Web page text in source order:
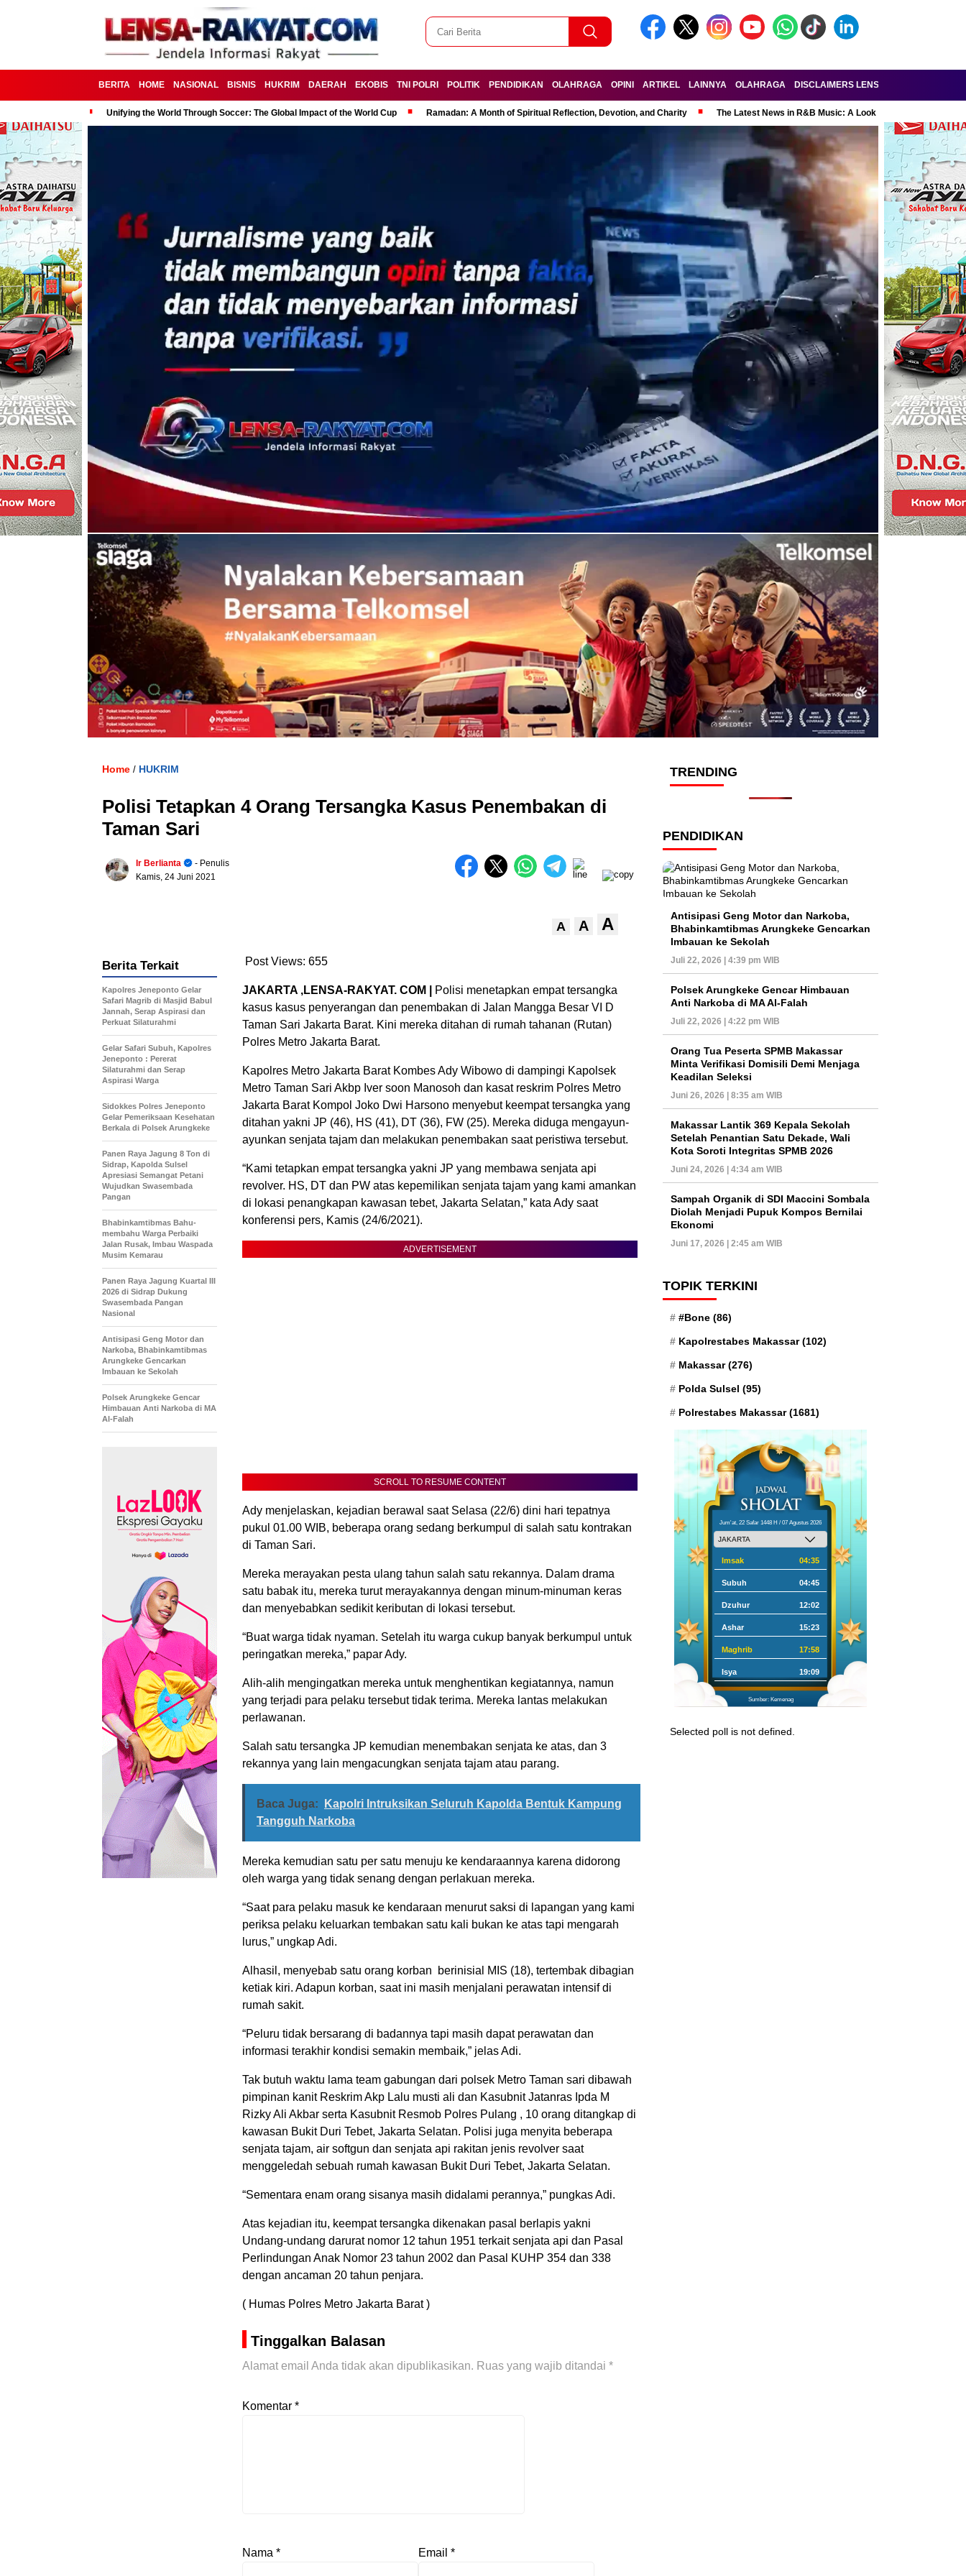
BERITA HOME NASIONAL BISNIS HUKRIM DAERAH EKOBIS TNI POLRI POLITIK PENDIDIKAN OLAHRAGA OPINI ARTIKEL LAINNYA OLAHRAGA DISCLAIMERS LENSA-RAKYAT.COM
Unifying the World Through Soccer: The Global Impact of the World Cup Ramadan: A Month of Spiritual Reflection, Devotion, and Charity The Latest News in R&B Music: A Look at Super Bowl
Home / HUKRIM
Polisi Tetapkan 4 Orang Tersangka Kasus Penembakan di
Taman Sari
Ir Berlianta
- Penulis
Kamis, 24 Juni 2021
A A A
Post Views: 655
JAKARTA ,LENSA-RAKYAT. COM |
Polisi menetapkan empat tersangka
kasus kasus penyerangan dan penembakan di Jalan Mangga Besar VI D
Taman Sari Jakarta Barat. Kini mereka ditahan di rumah tahanan (Rutan)
Polres Metro Jakarta Barat.
Kapolres Metro Jakarta Barat Kombes Ady Wibowo di dampingi Kapolsek
Metro Taman Sari Akbp Iver soon Manosoh dan kasat reskrim Polres Metro
Jakarta Barat Kompol Joko Dwi Harsono menyebut keempat tersangka yang
ditahan yakni JP (46), HS (41), DT (36), FW (25). Mereka diduga mengayun-
ayunkan senjata tajam dan melakukan penembakan saat peristiwa tersebut.
“Kami tetapkan empat tersangka yakni JP yang membawa senjata api
revolver. HS, DT dan PW atas kepemilikan senjata tajam yang kami amankan
di lokasi penangkapan kawasan tebet, Jakarta Selatan,” kata Ady saat
konferensi pers, Kamis (24/6/2021).
ADVERTISEMENT
SCROLL TO RESUME CONTENT
Ady menjelaskan, kejadian berawal saat Selasa (22/6) dini hari tepatnya
pukul 01.00 WIB, beberapa orang sedang berkumpul di salah satu kontrakan
di Taman Sari.
Mereka merayakan pesta ulang tahun salah satu rekannya. Dalam drama
satu babak itu, mereka turut merayakannya dengan minum-minuman keras
dan menyebabkan sedikit keributan di lokasi tersebut.
“Buat warga tidak nyaman. Setelah itu warga cukup banyak berkumpul untuk
peringatkan mereka,” papar Ady.
Alih-alih mengingatkan mereka untuk menghentikan kegiatannya, namun
yang terjadi para pelaku tersebut tidak terima. Mereka lantas melakukan
perlawanan.
Salah satu tersangka JP kemudian menembakan senjata ke atas, dan 3
rekannya yang lain mengacungkan senjata tajam atau parang.
Baca Juga:
Kapolri Intruksikan Seluruh Kapolda Bentuk Kampung
Tangguh Narkoba
Mereka kemudian satu per satu menuju ke kendaraannya karena didorong
oleh warga yang tidak senang dengan perlakuan mereka.
“Saat para pelaku masuk ke kendaraan menurut saksi di lapangan yang kami
periksa pelaku keluarkan tembakan satu kali bukan ke atas tapi mengarah
lurus,” ungkap Adi.
Alhasil, menyebab satu orang korban berinisial MIS (18), tertembak dibagian
ketiak kiri. Adapun korban, saat ini masih menjalani perawatan intensif di
rumah sakit.
“Peluru tidak bersarang di badannya tapi masih dapat perawatan dan
informasi terakhir kondisi semakin membaik,” jelas Adi.
Tak butuh waktu lama team gabungan dari polsek Metro Taman sari dibawah
pimpinan kanit Reskrim Akp Lalu musti ali dan Kasubnit Jatanras Ipda M
Rizky Ali Akbar serta Kasubnit Resmob Polres Pulang , 10 orang ditangkap di
kawasan Bukit Duri Tebet, Jakarta Selatan. Polisi juga menyita beberapa
senjata tajam, air softgun dan senjata api rakitan jenis revolver saat
menggeledah sebuah rumah kawasan Bukit Duri Tebet, Jakarta Selatan.
“Sementara enam orang sisanya masih didalami perannya,” pungkas Adi.
Atas kejadian itu, keempat tersangka dikenakan pasal berlapis yakni
Undang-undang darurat nomor 12 tahun 1951 terkait senjata api dan Pasal
Perlindungan Anak Nomor 23 tahun 2002 dan Pasal KUHP 354 dan 338
dengan ancaman 20 tahun penjara.
( Humas Polres Metro Jakarta Barat )
Tinggalkan Balasan
Alamat email Anda tidak akan dipublikasikan. Ruas yang wajib ditandai *
Komentar *
Nama * Email *
Berita Terkait
Kapolres Jeneponto Gelar
Safari Magrib di Masjid Babul
Jannah, Serap Aspirasi dan
Perkuat Silaturahmi
Gelar Safari Subuh, Kapolres
Jeneponto : Pererat
Silaturahmi dan Serap
Aspirasi Warga
Sidokkes Polres Jeneponto
Gelar Pemeriksaan Kesehatan
Berkala di Polsek Arungkeke
Panen Raya Jagung 8 Ton di
Sidrap, Kapolda Sulsel
Apresiasi Semangat Petani
Wujudkan Swasembada
Pangan
Bhabinkamtibmas Bahu-
membahu Warga Perbaiki
Jalan Rusak, Imbau Waspada
Musim Kemarau
Panen Raya Jagung Kuartal III
2026 di Sidrap Dukung
Swasembada Pangan
Nasional
Antisipasi Geng Motor dan
Narkoba, Bhabinkamtibmas
Arungkeke Gencarkan
Imbauan ke Sekolah
Polsek Arungkeke Gencar
Himbauan Anti Narkoba di MA
Al-Falah
TRENDING
PENDIDIKAN
Antisipasi Geng Motor dan Narkoba,
Bhabinkamtibmas Arungkeke Gencarkan
Imbauan ke Sekolah
Juli 22, 2026 | 4:39 pm WIB
Polsek Arungkeke Gencar Himbauan
Anti Narkoba di MA Al-Falah
Juli 22, 2026 | 4:22 pm WIB
Orang Tua Peserta SPMB Makassar
Minta Verifikasi Domisili Demi Menjaga
Keadilan Seleksi
Juni 26, 2026 | 8:35 am WIB
Makassar Lantik 369 Kepala Sekolah
Setelah Penantian Satu Dekade, Wali
Kota Soroti Integritas SPMB 2026
Juni 24, 2026 | 4:34 am WIB
Sampah Organik di SDI Maccini Sombala
Diolah Menjadi Pupuk Kompos Bernilai
Ekonomi
Juni 17, 2026 | 2:45 am WIB
TOPIK TERKINI
#Bone (86)
Kapolrestabes Makassar(102)
Makassar(276)
Polda Sulsel (95)
Polrestabes Makassar(1681)
Jum'at, 22 Safar 1448 H / 07 Agustus 2026
Imsak 04:35
Subuh 04:45
Dzuhur 12:02
Ashar 15:23
Maghrib 17:58
Isya 19:09
Sumber: Kemenag
Selected poll is not defined.